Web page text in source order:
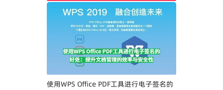
WPS Office PDF电子签名入门指南：一步
一步教你创建专属电子签名
使用WPS Office PDF工具进行电子签名的